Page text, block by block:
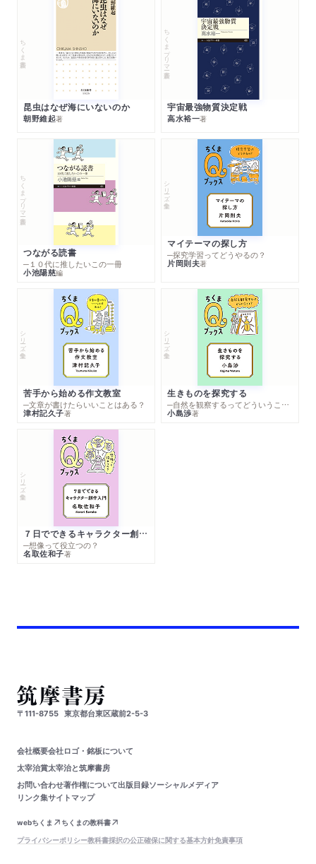
ちくま新書
昆虫はなぜ海にいないのか
朝野維起著
ちくまプリマー新書
宇宙最強物質決定戦
高水裕一著
ちくまプリマー新書
つながる読書
─１０代に推したいこの一冊
小池陽慈編
シリーズ・全集
マイテーマの探し方
─探究学習ってどうやるの？
片岡則夫著
シリーズ・全集
苦手から始める作文教室
─文章が書けたらいいことはある？
津村記久子著
シリーズ・全集
生きものを探究する
─自然を観察するってどういうこと？
小島渉著
シリーズ・全集
７日でできるキャラクター創作入門
─想像って役立つの？
名取佐和子著
〒111-8755 東京都台東区蔵前2-5-3
会社概要会社ロゴ・銘板について
太宰治賞太宰治と筑摩書房
お問い合わせ著作権について出版目録ソーシャルメディア
リンク集サイトマップ
webちくま
ちくまの教科書
プライバシーポリシー教科書採択の公正確保に関する基本方針免責事項